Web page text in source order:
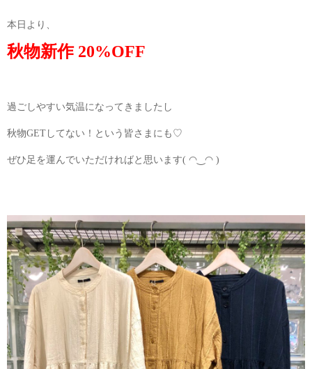
本日より、
秋物新作 20%OFF
過ごしやすい気温になってきましたし
秋物GETしてない！という皆さまにも♡
ぜひ足を運んでいただければと思います( ◠‿◠ )